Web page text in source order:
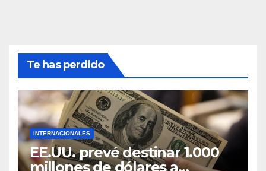
Te has perdido
INTERNACIONALES
EE.UU. prevé destinar 1.000
millones de dólares a